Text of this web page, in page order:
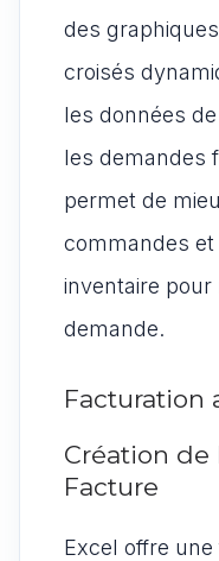
des
croisés
les données
les demandes
permet de
commandes et
inventaire pour
demande.
Facturation
Création de
Facture
Excel offre une